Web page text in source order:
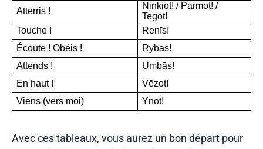
Atterris !
Ninkiot! / Parmot! /
Tegot!
Touche !
Renīs!
Écoute ! Obéis !
Rȳbās!
Attends !
Umbās!
En haut !
Vēzot!
Viens (vers moi)
Ynot!
Avec ces tableaux, vous aurez un bon départ pour